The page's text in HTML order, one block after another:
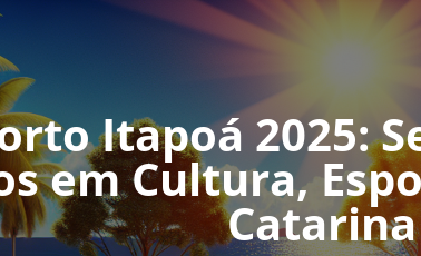
Itapoá 2025:
em Cultura,
Catarina